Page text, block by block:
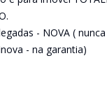
- NOVA (
- na garantia)